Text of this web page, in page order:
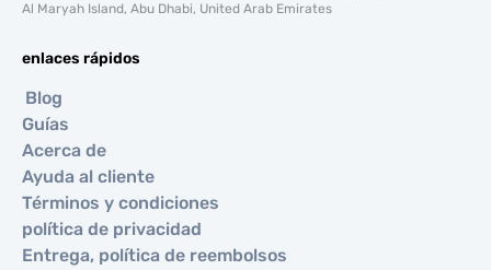
Al Maryah Island, Abu Dhabi, United Arab Emirates
enlaces rápidos
Blog
Guías
Acerca de
Ayuda al cliente
Términos y condiciones
política de privacidad
Entrega, política de reembolsos